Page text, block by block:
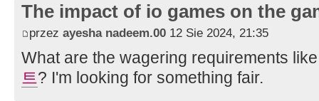
The impact of io games on the
przez ayesha nadeem.00 12 Sie 2024, 21:35
What are the wagering requirements
트? I'm looking for something fair.